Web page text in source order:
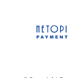
Rucsacuri si
Trollere, genti si